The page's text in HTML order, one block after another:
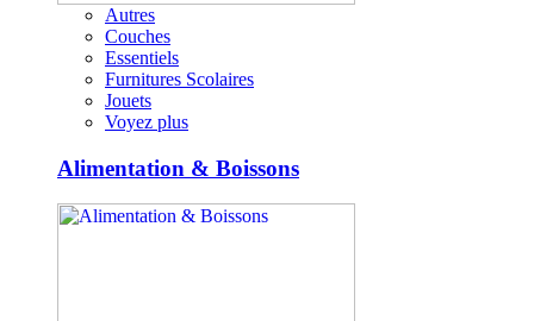
Autres
Couches
Essentiels
Furnitures Scolaires
Jouets
Voyez plus
Alimentation & Boissons